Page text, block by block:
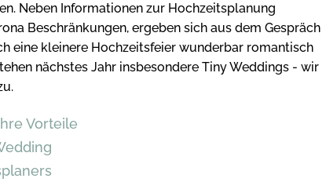
Neben Informationen zur Hochzeitsplanung
Beschränkungen, ergeben sich aus dem Gespräch
eine kleinere Hochzeitsfeier wunderbar romantisch
nächstes Jahr insbesondere Tiny Weddings - wir
Vorteile